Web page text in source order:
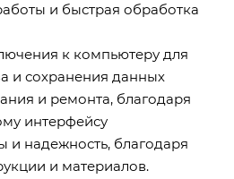
и быстрая обработка
к компьютеру для
и сохранения данных
и ремонта, благодаря
интерфейсу
и надежность, благодаря
и материалов.